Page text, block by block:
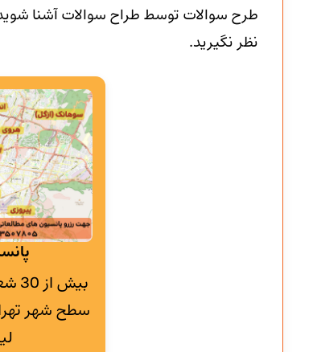
طرح سوالات توسط طراح سوالات آشنا
نظر نگیرید.
سطح شهر